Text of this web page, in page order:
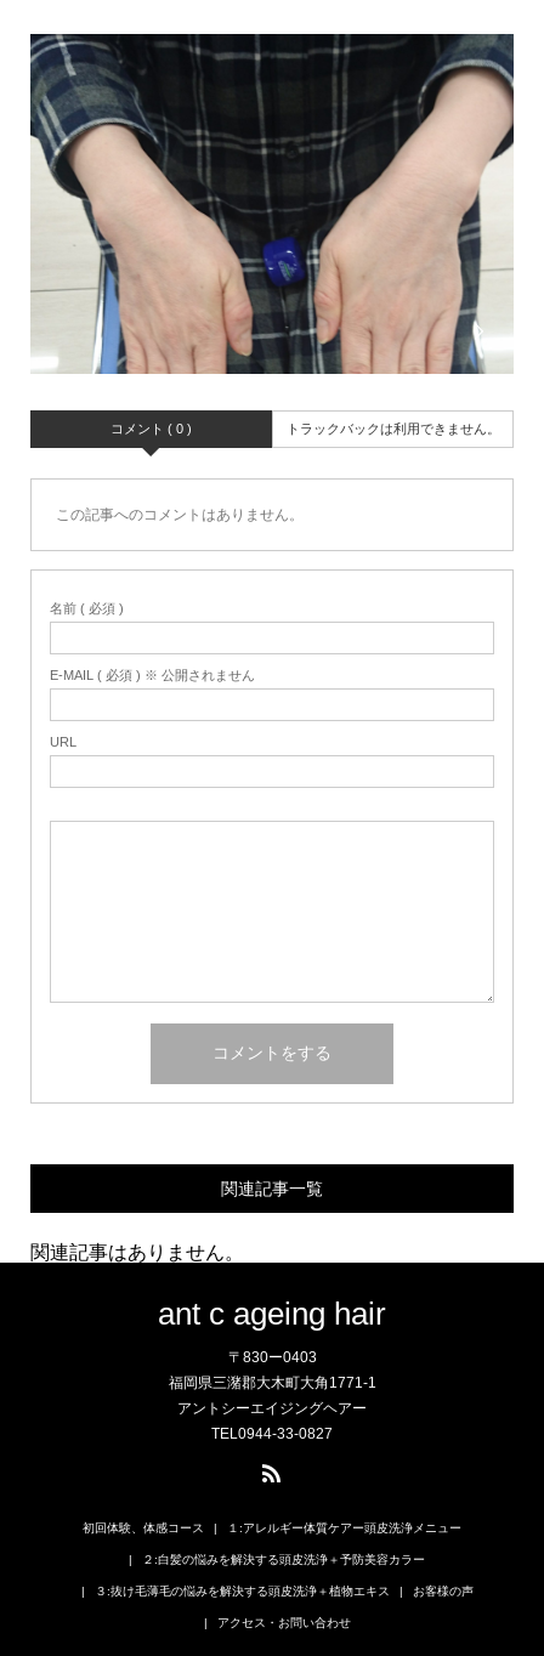
コメント ( 0 ) トラックバックは利用できません。
この記事へのコメントはありません。
名前 ( 必須 )
E-MAIL ( 必須 ) ※ 公開されません
URL
関連記事一覧
関連記事はありません。
ant c ageing hair
〒830ー0403
福岡県三潴郡大木町大角1771-1
アントシーエイジングヘアー
TEL0944-33-0827
初回体験、体感コース １:アレルギー体質ケアー頭皮洗浄メニュー
２:白髪の悩みを解決する頭皮洗浄＋予防美容カラー
３:抜け毛薄毛の悩みを解決する頭皮洗浄＋植物エキス お客様の声
アクセス・お問い合わせ